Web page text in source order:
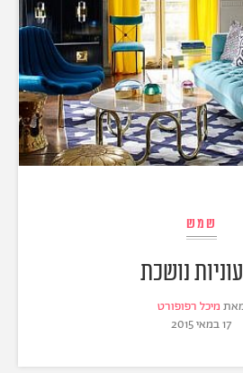
שמש
נושכת
מיכל רפופורט
17 במאי 2015